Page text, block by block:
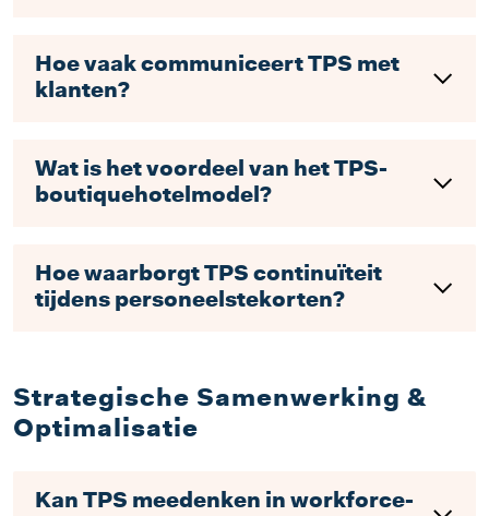
Hoe vaak communiceert TPS met
klanten?
Wat is het voordeel van het TPS-
boutiquehotelmodel?
Hoe waarborgt TPS continuïteit
tijdens personeelstekorten?
Strategische Samenwerking &
Optimalisatie
Kan TPS meedenken in workforce-